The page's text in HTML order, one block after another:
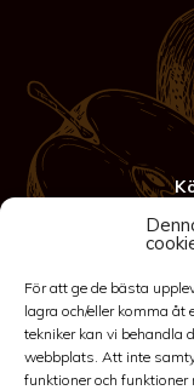
För att ge de bästa
lagra och/eller komma
tekniker kan vi behandla
webbplats. Att inte
funktioner och funktioner